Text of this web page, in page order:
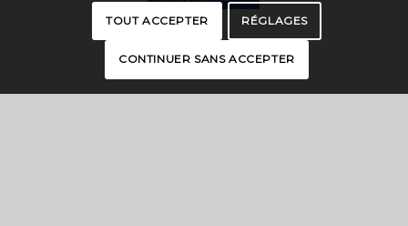
TOUT ACCEPTER RÉGLAGES
CONTINUER SANS ACCEPTER